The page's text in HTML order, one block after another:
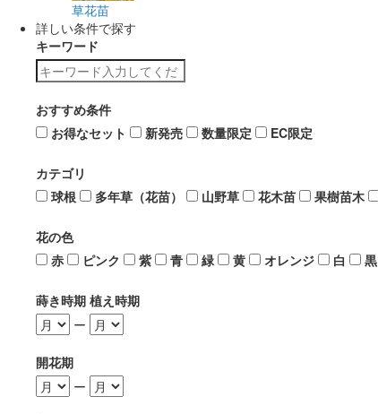
草花苗
詳しい条件で探す
キーワード
おすすめ条件
お得なセット
新発売 数量限定 EC限定
カテゴリ
球根
多年草（花苗） 山野草 花木苗 果樹苗木
花の色
赤
ピンク 紫 青 緑 黄 オレンジ 白 黒
蒔き時期 植え時期
ー
開花期
ー